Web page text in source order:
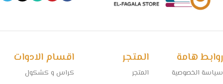
روابط هامة
سياسة الخصوصية
المتجر
المتجر
اقسام الادوات
كراس و كشكول